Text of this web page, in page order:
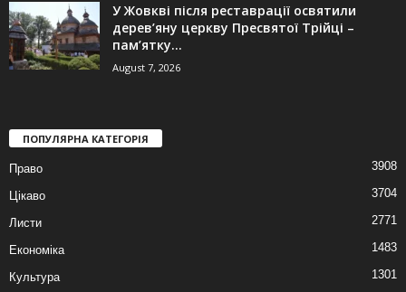
У Жовкві після реставрації освятили
дерев’яну церкву Пресвятої Трійці –
пам’ятку...
August 7, 2026
ПОПУЛЯРНА КАТЕГОРІЯ
Право 3908
Цікаво 3704
Листи 2771
Економіка 1483
Культура 1301